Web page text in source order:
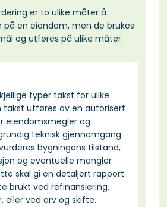
er to ulike måter å
en eiendom, men de brukes
og utføres på ulike måter.
typer takst for ulike
takst utføres av en autorisert
eiendomsmegler og
teknisk gjennomgang
bygningens tilstand,
og eventuelle mangler
skal gi en detaljert rapport
brukt ved refinansiering,
eller ved arv og skifte.